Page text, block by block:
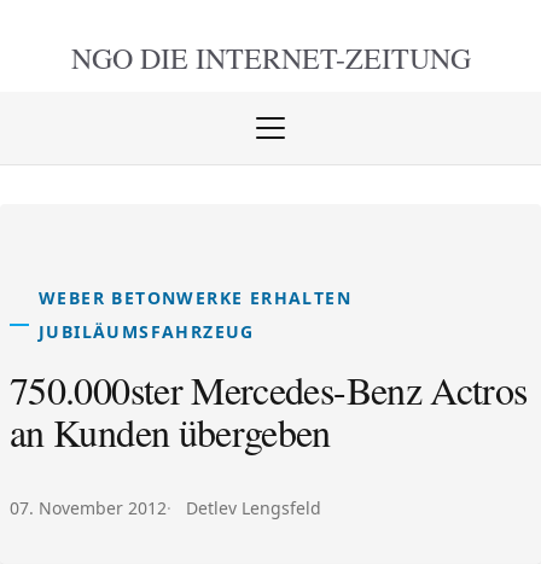
NGO DIE INTERNET-ZEITUNG
Menü
WEBER BETONWERKE ERHALTEN
JUBILÄUMSFAHRZEUG
750.000ster Mercedes-Benz Actros
an Kunden übergeben
Veröffentlicht am:
07. November 2012 Autor:
Detlev Lengsfeld